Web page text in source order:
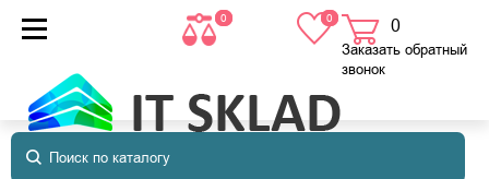
0 0 0
в корзине
Заказать обратный
звонок